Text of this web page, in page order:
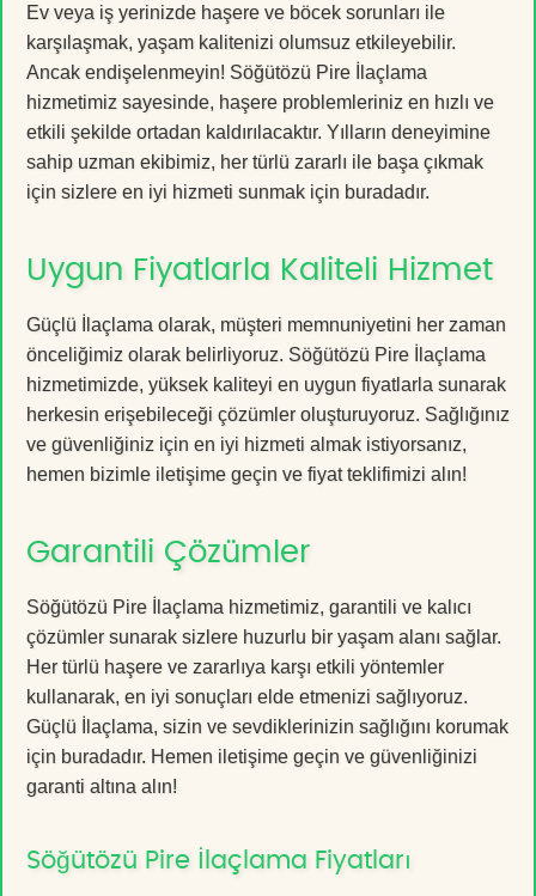
Ev veya iş yerinizde haşere ve böcek sorunları ile
karşılaşmak, yaşam kalitenizi olumsuz etkileyebilir.
Ancak endişelenmeyin! Söğütözü Pire İlaçlama
hizmetimiz sayesinde, haşere problemleriniz en hızlı ve
etkili şekilde ortadan kaldırılacaktır. Yılların deneyimine
sahip uzman ekibimiz, her türlü zararlı ile başa çıkmak
için sizlere en iyi hizmeti sunmak için buradadır.
Uygun Fiyatlarla Kaliteli Hizmet
Güçlü İlaçlama olarak, müşteri memnuniyetini her zaman
önceliğimiz olarak belirliyoruz. Söğütözü Pire İlaçlama
hizmetimizde, yüksek kaliteyi en uygun fiyatlarla sunarak
herkesin erişebileceği çözümler oluşturuyoruz. Sağlığınız
ve güvenliğiniz için en iyi hizmeti almak istiyorsanız,
hemen bizimle iletişime geçin ve fiyat teklifimizi alın!
Garantili Çözümler
Söğütözü Pire İlaçlama hizmetimiz, garantili ve kalıcı
çözümler sunarak sizlere huzurlu bir yaşam alanı sağlar.
Her türlü haşere ve zararlıya karşı etkili yöntemler
kullanarak, en iyi sonuçları elde etmenizi sağlıyoruz.
Güçlü İlaçlama, sizin ve sevdiklerinizin sağlığını korumak
için buradadır. Hemen iletişime geçin ve güvenliğinizi
garanti altına alın!
Söğütözü Pire İlaçlama Fiyatları